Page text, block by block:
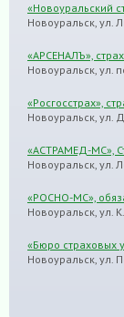
«Новоуральский
Новоуральск, ул.
«АРСЕНАЛЪ»,
Новоуральск, ул.
«Росгосстрах»,
Новоуральск, ул.
«АСТРАМЕД-МС»,
Новоуральск, ул.
«РОСНО-МС»,
Новоуральск, ул.
«Бюро страховых
Новоуральск, ул.